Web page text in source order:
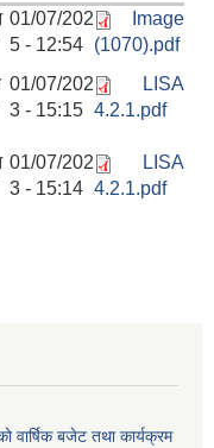
01/07/202
5 - 12:54
Image
(1070).pdf
01/07/202
3 - 15:15
LISA
4.2.1.pdf
01/07/202
3 - 15:14
LISA
4.2.1.pdf
वार्षिक बजेट तथा कार्यक्रम